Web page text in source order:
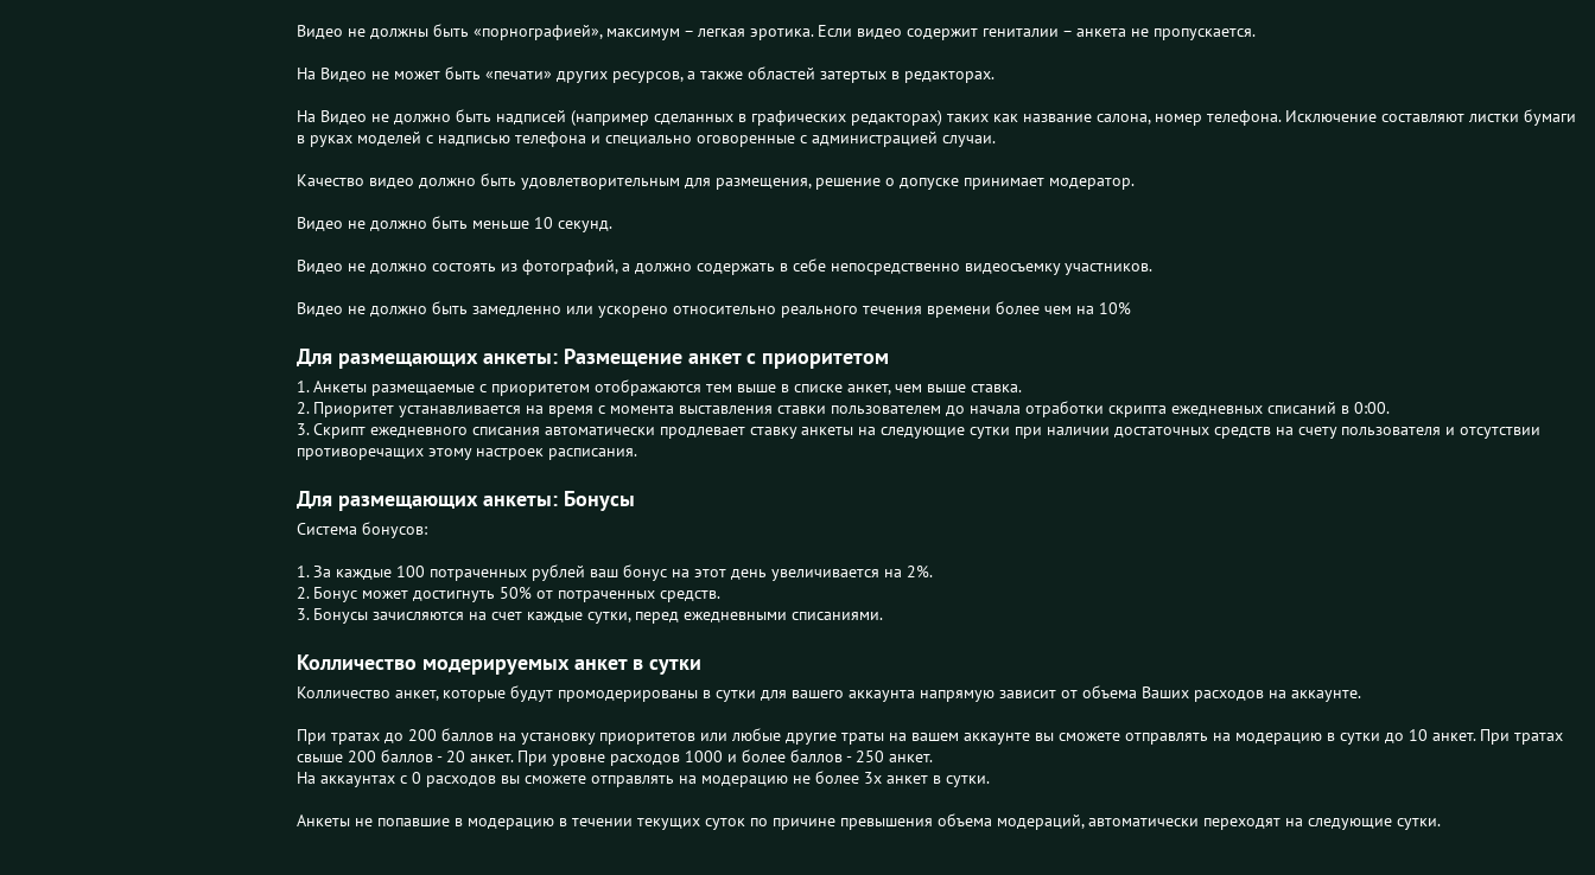
Видео не должны быть «порнографией», максимум – легкая эротика. Если видео содержит гениталии – анкета не пропускается.
На Видео не может быть «печати» других ресурсов, а также областей затертых в редакторах.
На Видео не должно быть надписей (например сделанных в графических редакторах) таких как название салона, номер телефона. Исключение составляют листки бумаги
в руках моделей с надписью телефона и специально оговоренные с администрацией случаи.
Качество видео должно быть удовлетворительным для размещения, решение о допуске принимает модератор.
Видео не должно быть меньше 10 секунд.
Видео не должно состоять из фотографий, а должно содержать в себе непосредственно видеосъемку участников.
Видео не должно быть замедленно или ускорено относительно реального течения времени более чем на 10%
Для размещающих анкеты: Размещение анкет с приоритетом
1. Анкеты размещаемые с приоритетом отображаются тем выше в списке анкет, чем выше ставка.
2. Приоритет устанавливается на время с момента выставления ставки пользователем до начала отработки скрипта ежедневных списаний в 0:00.
3. Скрипт ежедневного списания автоматически продлевает ставку анкеты на следующие сутки при наличии достаточных средств на счету пользователя и отсутствии
противоречащих этому настроек расписания.
Для размещающих анкеты: Бонусы
Система бонусов:
1. За каждые 100 потраченных рублей ваш бонус на этот день увеличивается на 2%.
2. Бонус может достигнуть 50% от потраченных средств.
3. Бонусы зачисляются на счет каждые сутки, перед ежедневными списаниями.
Колличество модерируемых анкет в сутки
Колличество анкет, которые будут промодерированы в сутки для вашего аккаунта напрямую зависит от объема Ваших расходов на аккаунте.
При тратах до 200 баллов на установку приоритетов или любые другие траты на вашем аккаунте вы сможете отправлять на модерацию в сутки до 10 анкет. При тратах
свыше 200 баллов - 20 анкет. При уровне расходов 1000 и более баллов - 250 анкет.
На аккаунтах с 0 расходов вы сможете отправлять на модерацию не более 3х анкет в сутки.
Анкеты не попавшие в модерацию в течении текущих суток по причине превышения объема модераций, автоматически переходят на следующие сутки.